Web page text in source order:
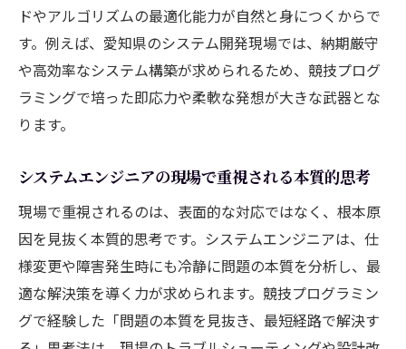
ドやアルゴリズムの最適化能力が自然と身につくからで
す。例えば、愛知県のシステム開発現場では、納期厳守
や高効率なシステム構築が求められるため、競技プログ
ラミングで培った即応力や柔軟な発想が大きな武器とな
ります。
システムエンジニアの現場で重視される本質的思考
現場で重視されるのは、表面的な対応ではなく、根本原
因を見抜く本質的思考です。システムエンジニアは、仕
様変更や障害発生時にも冷静に問題の本質を分析し、最
適な解決策を導く力が求められます。競技プログラミン
グで経験した「問題の本質を見抜き、最短経路で解決す